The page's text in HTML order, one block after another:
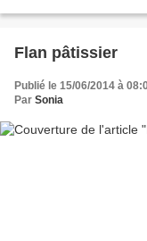
Flan pâtissier
Publié le 15/06/2014 à
Par Sonia